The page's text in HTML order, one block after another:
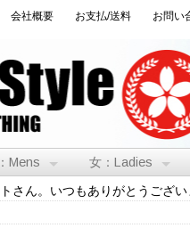
会社概要 お支払/送料 お問い
Mens 女：Ladies
ん。いつもありがとうござい